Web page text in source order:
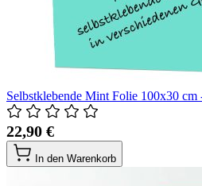
Selbstklebende Mint Folie 100x30 cm
22,90 €
In den Warenkorb